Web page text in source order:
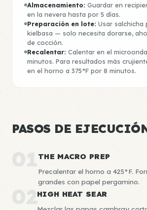
Almacenamiento: Guardar en
en la nevera hasta por 5 días.
Preparación en lote: Usar salchicha
kielbasa — solo necesita dorarse,
de cocción.
Recalentar: Calentar en el
minutos. Para resultados más
en el horno a 375°F por 8 minutos.
PASOS DE
01THE MACRO PREP
Precalentar el horno a 425°F.
grandes con papel pergamino.
02HIGH HEAT SEAR